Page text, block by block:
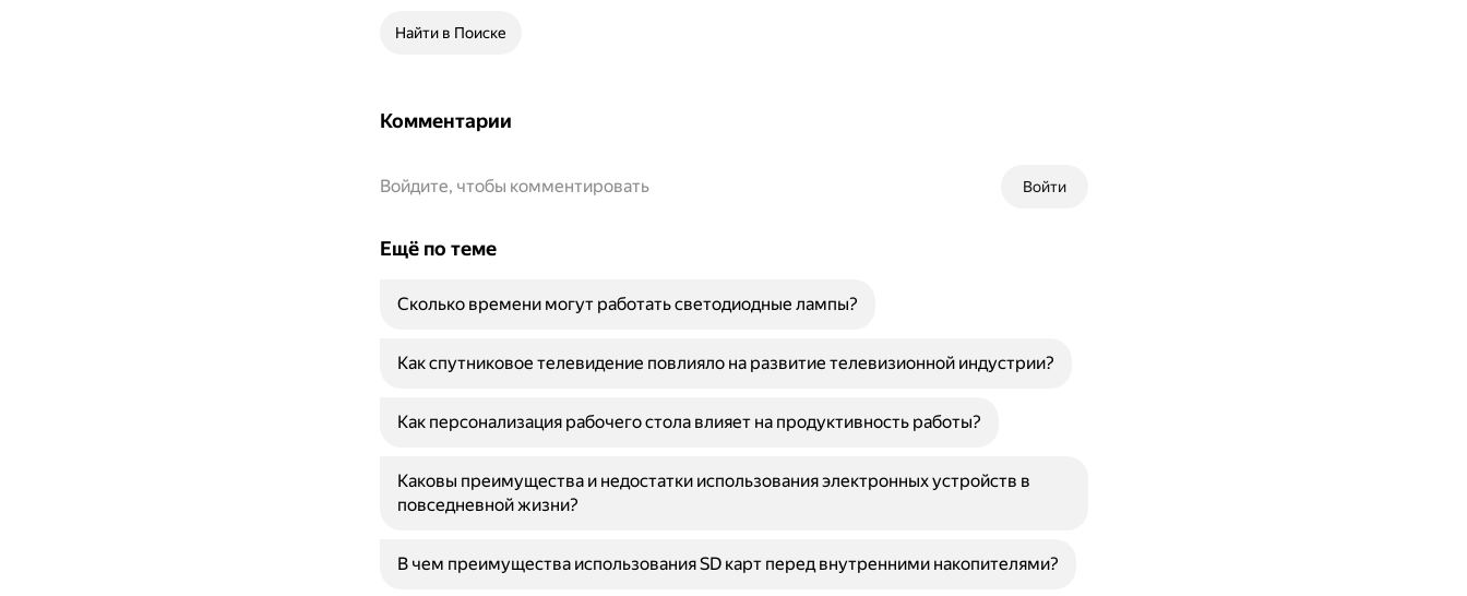
Найти в Поиске
Комментарии
Войти
Войдите, чтобы комментировать
Ещё по теме
Сколько времени могут работать светодиодные лампы?
Как спутниковое телевидение повлияло на развитие телевизионной индустрии?
Как персонализация рабочего стола влияет на продуктивность работы?
Каковы преимущества и недостатки использования электронных устройств в
повседневной жизни?
В чем преимущества использования SD карт перед внутренними накопителями?